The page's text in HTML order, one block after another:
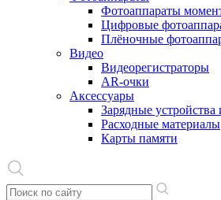
Фотоаппараты
Цифровые
Плёночные
Видео
Видеорегистраторы
AR-очки
Аксессуары
Зарядные
Расходные материалы
Карты памяти